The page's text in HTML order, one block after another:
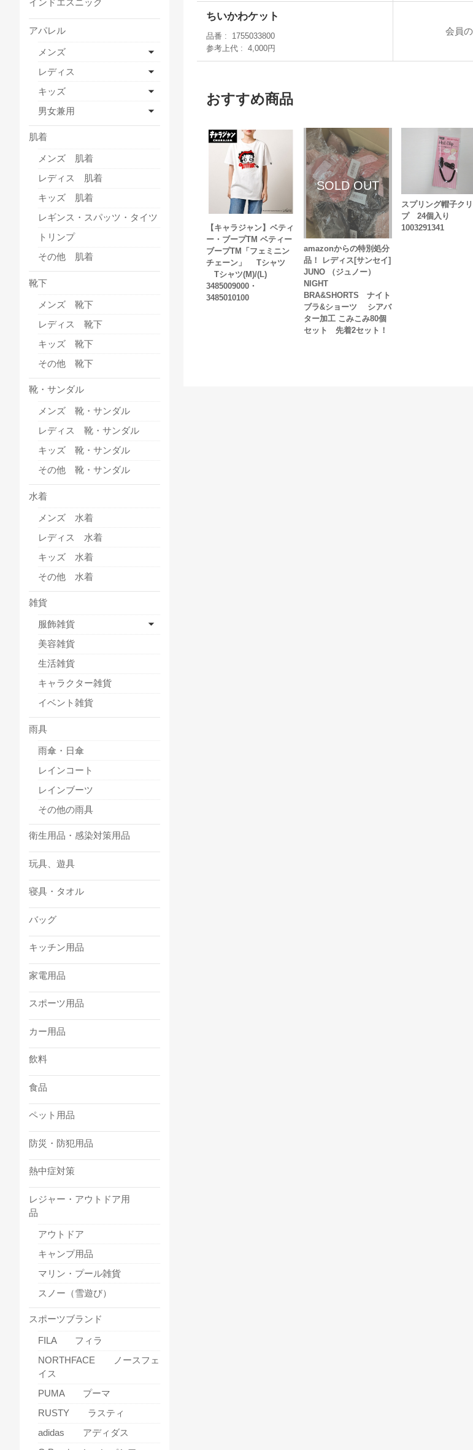
ちいかわケット
品番
1755033800
参考上代
4,000円
会員
おすすめ商品
【キャラジャン】ベティ
ー・ブープTM ベティー
ブープTM「フェミニン
チェーン」 Tシャツ
Tシャツ(M)/(L)
3485009000・
3485010100
amazonからの特別処分
品！ レディス[サンセイ]
JUNO （ジュノー）
NIGHT
BRA&SHORTS ナイト
ブラ&ショーツ シアバ
ター加工 こみこみ80個
セット 先着2セット！
スプリング帽子ク
プ 24個入り
1003291341
インドエスニック
アパレル
メンズ
レディス
キッズ
男女兼用
肌着
メンズ 肌着
レディス 肌着
キッズ 肌着
レギンス・スパッツ・タイツ
トリンプ
その他 肌着
靴下
メンズ 靴下
レディス 靴下
キッズ 靴下
その他 靴下
靴・サンダル
メンズ 靴・サンダル
レディス 靴・サンダル
キッズ 靴・サンダル
その他 靴・サンダル
水着
メンズ 水着
レディス 水着
キッズ 水着
その他 水着
雑貨
服飾雑貨
美容雑貨
生活雑貨
キャラクター雑貨
イベント雑貨
雨具
雨傘・日傘
レインコート
レインブーツ
その他の雨具
衛生用品・感染対策用品
玩具、遊具
寝具・タオル
バッグ
キッチン用品
家電用品
スポーツ用品
カー用品
飲料
食品
ペット用品
防災・防犯用品
熱中症対策
レジャー・アウトドア用
品
アウトドア
キャンプ用品
マリン・プール雑貨
スノー（雪遊び）
スポーツブランド
FILA フィラ
NORTHFACE ノースフェ
イス
PUMA プーマ
RUSTY ラスティ
adidas アディダス